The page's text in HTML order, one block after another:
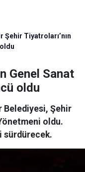
Şehir Tiyatroları’nın
Genel Sanat
oldu
Belediyesi, Şehir
oldu.
sürdürecek.